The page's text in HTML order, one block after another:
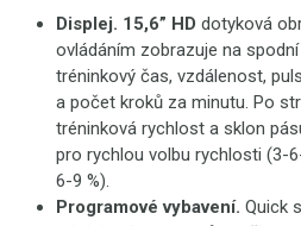
Displej. 15,6” HD dotyková
ovládáním zobrazuje na
tréninkový čas, vzdálenost,
a počet kroků za minutu. Po
tréninková rychlost a sklon
pro rychlou volbu rychlosti (3-
6-9 %).
Programové vybavení. Quick